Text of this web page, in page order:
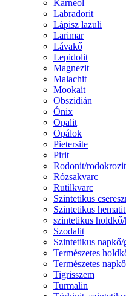
Karneol
Labradorit
Lápisz lazuli
Larimar
Lávakő
Lepidolit
Magnezit
Malachit
Mookait
Obszidián
Ónix
Opalit
Opálok
Pietersite
Pirit
Rodonit/rodokrozit
Rózsakvarc
Rutilkvarc
Szintetikus
Szintetikus
szintetikus
Szodalit
Szintetikus
Természetes
Természetes napkő
Tigrisszem
Turmalin